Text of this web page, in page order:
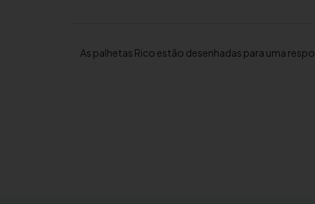
As palhetas Rico estão desenhadas para uma